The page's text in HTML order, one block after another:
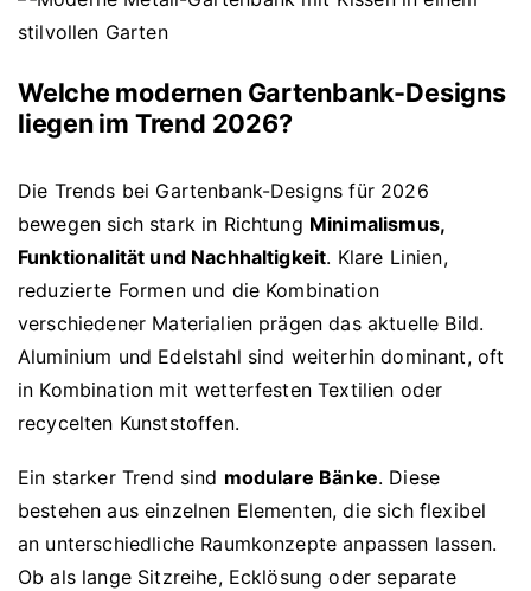
Welche modernen Gartenbank-Designs
liegen im Trend 2026?
Die Trends bei Gartenbank-Designs für 2026
bewegen sich stark in Richtung Minimalismus,
Funktionalität und Nachhaltigkeit. Klare Linien,
reduzierte Formen und die Kombination
verschiedener Materialien prägen das aktuelle Bild.
Aluminium und Edelstahl sind weiterhin dominant, oft
in Kombination mit wetterfesten Textilien oder
recycelten Kunststoffen.
Ein starker Trend sind modulare Bänke. Diese
bestehen aus einzelnen Elementen, die sich flexibel
an unterschiedliche Raumkonzepte anpassen lassen.
Ob als lange Sitzreihe, Ecklösung oder separate